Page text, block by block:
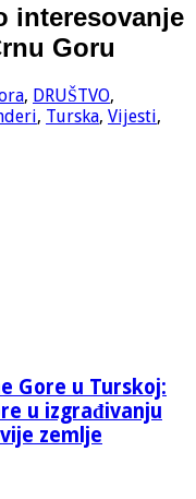
interesovanje
Goru
, DRUŠTVO,
, Turska, Vijesti,
Gore u Turskoj:
u izgrađivanju
zemlje